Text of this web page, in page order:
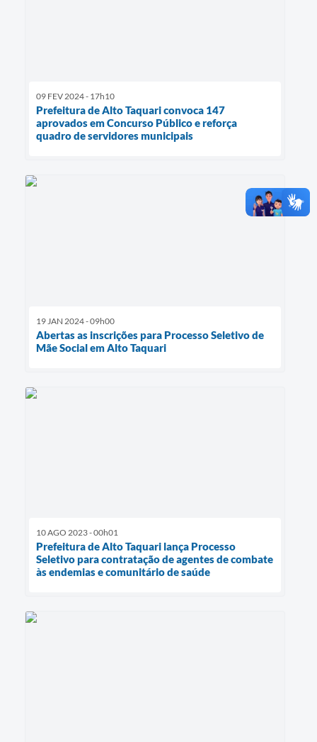
09 FEV 2024 - 17h10
Prefeitura de Alto Taquari convoca 147
aprovados em Concurso Público e reforça
quadro de servidores municipais
19 JAN 2024 - 09h00
Abertas as inscrições para Processo Seletivo de
Mãe Social em Alto Taquari
10 AGO 2023 - 00h01
Prefeitura de Alto Taquari lança Processo
Seletivo para contratação de agentes de combate
às endemias e comunitário de saúde